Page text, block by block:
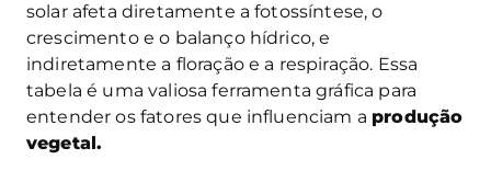
solar afeta diretamente a fotossíntese, o
crescimento e o balanço hídrico, e
indiretamente a floração e a respiração. Essa
tabela é uma valiosa ferramenta gráfica para
entender os fatores que influenciam a produção
vegetal.